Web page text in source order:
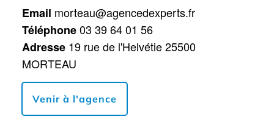
Email morteau@agencedexperts.fr
Téléphone 03 39 64 01 56
Adresse 19 rue de l'Helvétie 25500
MORTEAU
Venir à l'agence